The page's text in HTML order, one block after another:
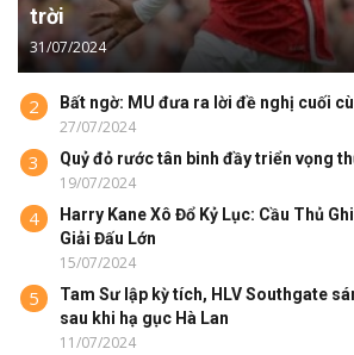
trời
31/07/2024
2 Bất ngờ: MU đưa ra lời đề nghị cuối
27/07/2024
3 Quỷ đỏ rước tân binh đầy triển vọng
19/07/2024
4
Harry Kane Xô Đổ Kỷ Lục: Cầu Thủ
Giải Đấu Lớn
15/07/2024
5
Tam Sư lập kỳ tích, HLV Southgate
sau khi hạ gục Hà Lan
11/07/2024